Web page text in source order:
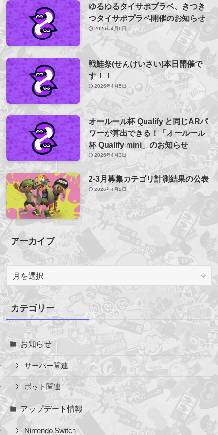
ゆるゆるタイサポプラベ、きつき
つタイサポプラベ開催のお知らせ
2026年4月6日
戦鮭祭(せんけいさい)本日開催で
す！！
2026年4月5日
オールール杯 Qualify と同じARパ
ワーが算出できる！「オールール
杯 Qualify mini」のお知らせ
2026年4月3日
2-3月募集カテゴリ計測結果の公表
2026年4月2日
アーカイブ
ー
カ
イ
ブ
カテゴリー
お知らせ
サーバー関連
ボット関連
アップデート情報
Nintendo Switch